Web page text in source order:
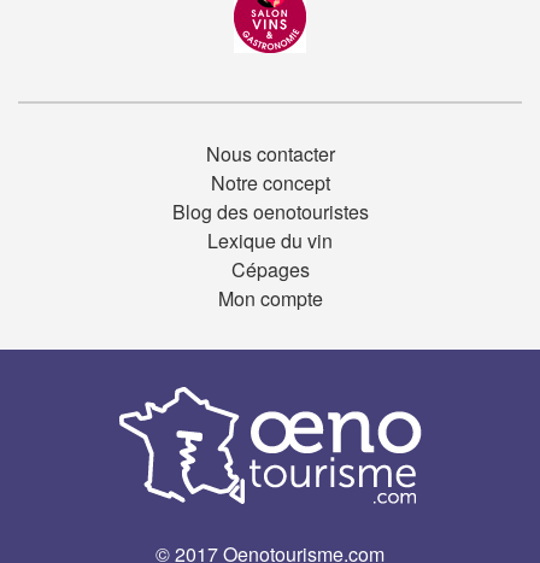
Nous contacter
Notre concept
Blog des oenotouristes
Lexique du vin
Cépages
Mon compte
© 2017 Oenotourisme.com